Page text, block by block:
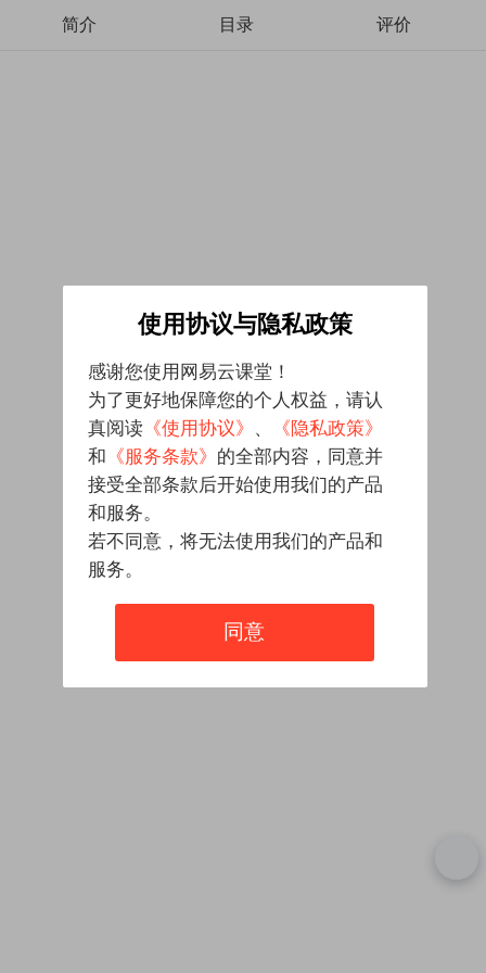
简介 目录 评价
使用协议与隐私政策
感谢您使用网易云课堂！
为了更好地保障您的个人权益，请认
真阅读 《使用协议》 、
《隐私政策》
和 《服务条款》 的全部内容，同意并
接受全部条款后开始使用我们的产品
和服务。
若不同意，将无法使用我们的产品和
服务。
同意